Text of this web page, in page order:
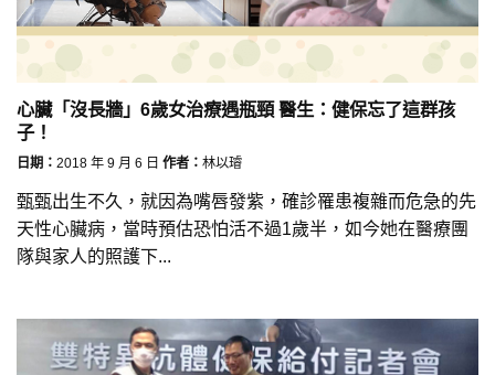
心臟「沒長牆」6歲女治療遇瓶頸 醫生：健保忘了這群孩
子！
日期： 2018 年 9 月 6 日 作者： 林以璿
甄甄出生不久，就因為嘴唇發紫，確診罹患複雜而危急的先
天性心臟病，當時預估恐怕活不過1歲半，如今她在醫療團
隊與家人的照護下...